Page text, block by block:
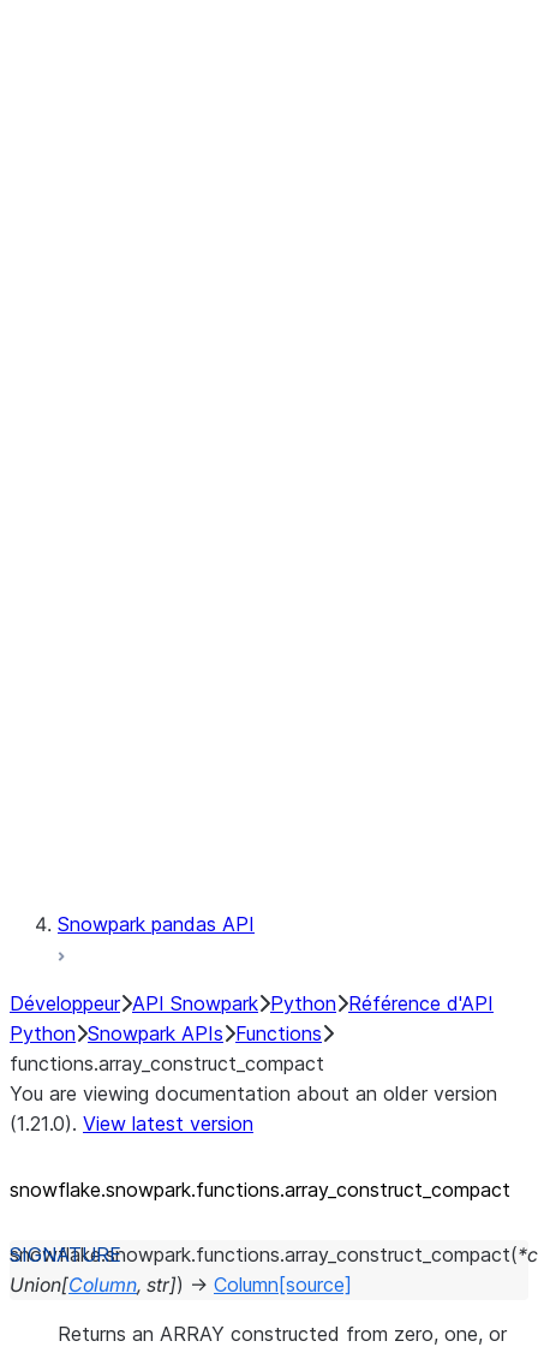
Snowpark pandas API
Développeur API Snowpark Python Référence d'API
Python Snowpark APIs Functions
functions.array_construct_compact
You are viewing documentation about an older version
(1.21.0). View latest version
snowflake.snowpark.functions.array_ construct_ compact
snowflake.snowpark.functions.array_construct_compact(*
Union[Column, str]) → Column [source]
Returns an ARRAY constructed from zero, one, or